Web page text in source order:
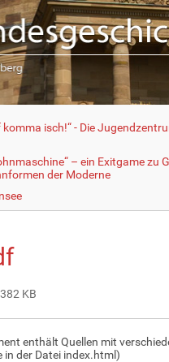
komma isch!“ - Die
– ein Exitgame zu
der Moderne
KB
enthält Quellen mit
in der Datei index.html)